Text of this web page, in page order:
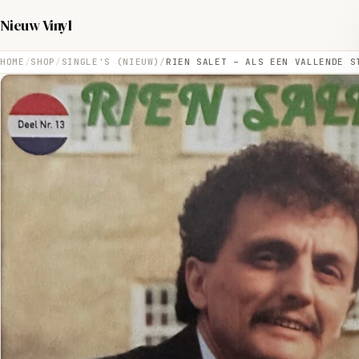
Nieuw Vinyl
HOME SHOP SINGLE'S (NIEUW) RIEN SALET – ALS EEN VALLENDE